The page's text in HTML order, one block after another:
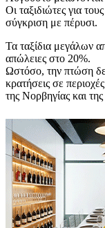
Οι ταξιδιώτες για
σύγκριση με πέρυσι.
Τα ταξίδια μεγάλων
απώλειες στο 20%.
Ωστόσο, την πτώση
κρατήσεις σε
της Νορβηγίας και